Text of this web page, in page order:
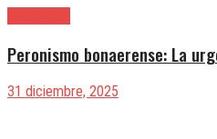
Peronismo bonaerense: La
31 diciembre, 2025